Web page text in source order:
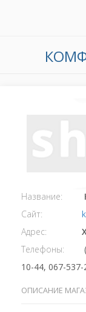
Название:
Сайт:
Адрес:
Телефоны:
10-44, 067-
ОПИСАНИЕ